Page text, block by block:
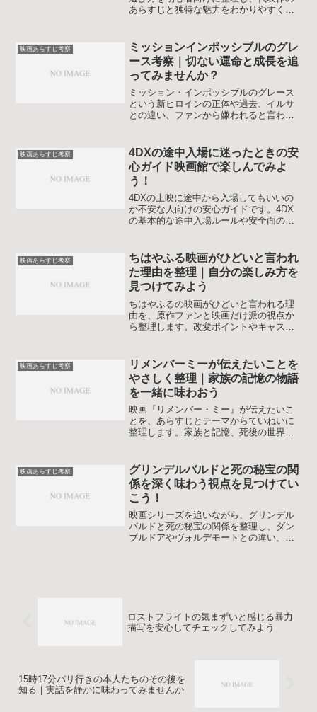
あらすじと独特な魅力をわかりやすく解
す。作品選びの不安を減らし、自分の感
性に合う一本を見つけやすくなる内容で
す。
映画あらすじ考察
ミッションインポッシブルのグレ
ース考察｜切ない運命と成長を追
ってみませんか？
ミッション・インポッシブルのグレース
という新ヒロインの正体や過去、イルサ
との違い、ファンから嫌われると言われ
初見の人もシリーズファンも映画を見返
したくなる視点を意識してまとめまし
た。
映画あらすじ考察
4DXの途中入場に迷ったときの安
心ガイド映画館で楽しんでみよ
う！
4DXの上映に途中から入場してもいいの
か不安な人向けの安心ガイドです。4DX
の基本的な途中入場ルールや安全面の注
着いて映画を楽しめるようになることを
目指します。
映画あらすじ考察
ちはやふる映画がひどいと言われ
た理由を整理｜自分の楽しみ方を
見つけてみよう
ちはやふるの映画がひどいと言われる理
由を、原作ファンと映画だけ派の視点か
ら整理します。改変ポイントやキャスト
してから作品と向き合えるようになるこ
とを目指します。
映画あらすじ考察
リメンバーミーが伝えたいことを
やさしく整理｜家族の記憶の物語
を一緒に味わおう
映画『リメンバー・ミー』が伝えたいこ
とを、あらすじとテーマからていねいに
整理します。家族と記憶、死後の世界、
語り合うきっかけや、ラストシーンの受
け止め方のヒントもまとまっています。
映画あらすじ考察
グリンデルバルドと死の秘宝の関
係を深く味わう視点を見つけてい
こう！
映画シリーズを追いながら、グリンデル
バルドと死の秘宝の関係を整理し、ダン
ブルドアやヴォルデモートとの違い、フ
ロストフライトの気まずいと感じる暴力
描写を安心してチェックしてみよう
15時17分パリ行きの本人たちのその後を
知る｜実話を静かに味わってみませんか